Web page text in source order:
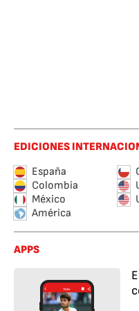
EDICIONES
España
Colombia
México
América
APPS